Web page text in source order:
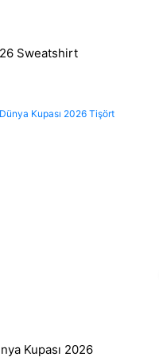
Sweatshirt
Kupası 2026